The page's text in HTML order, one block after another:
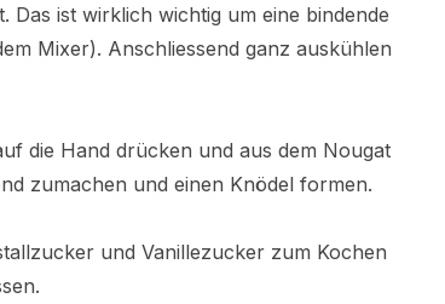
Das ist wirklich wichtig um eine bindende
Mixer). Anschliessend ganz auskühlen
die Hand drücken und aus dem Nougat
zumachen und einen Knödel formen.
und Vanillezucker zum Kochen